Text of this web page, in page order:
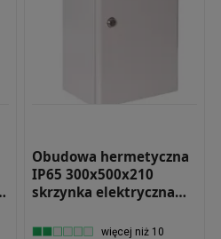
Obudowa hermetyczna
IP65 300x500x210
skrzynka elektryczna
więcej niż 10